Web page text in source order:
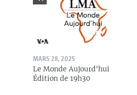
MARS 28, 2025
Le Monde Aujourd'hui
Édition de 19h30